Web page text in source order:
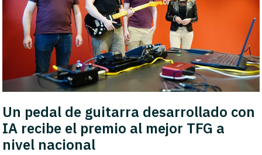
Un pedal de guitarra desarrollado con
IA recibe el premio al mejor TFG a
nivel nacional